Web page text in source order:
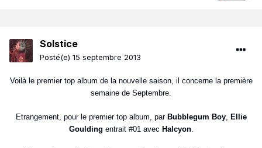
Solstice
Posté(e) 15 septembre 2013
Voilà le premier top album de la nouvelle saison, il concerne la première
semaine de Septembre.
Etrangement, pour le premier top album, par Bubblegum Boy, Ellie
Goulding entrait #01 avec Halcyon.